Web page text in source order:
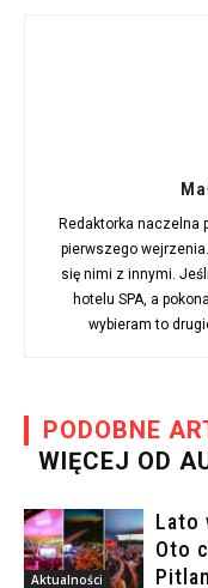
Redaktorka naczelna
pierwszego
się nimi z innymi.
hotelu SPA, a
wybieram to
PODOBNE
WIĘCEJ OD
Aktualności
Lato
Oto